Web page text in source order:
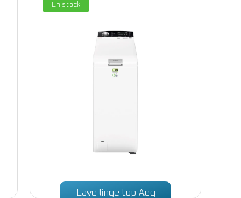
En stock
Lave linge top Aeg